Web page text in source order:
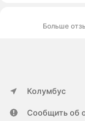
Больше
Колумбус
Сообщить об